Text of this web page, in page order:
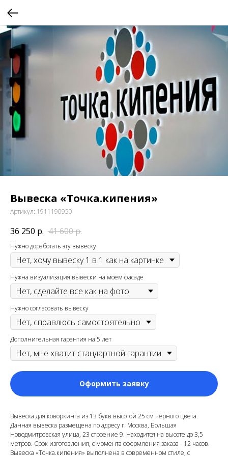
Вывеска «Точка.кипения»
Артикул: 1911190950
36 250 р. 41 600р.
Нужно доработать эту вывеску
Нужна визуализация вывески на моём фасаде
Нужно согласовать вывеску
Дополнительная гарантия на 5 лет
Оформить заявку
Вывеска для коворкинга из 13 букв высотой 25 см черного цвета.
Данная вывеска размещена по адресу г. Москва, Большая
Новодмитровская улица, 23 строение 9. Находится на высоте до 3,5
метров. Срок изготовления, с момента оформления заказа - 12 часов.
Вывеска «Точка.кипения» выполнена в современном стиле, с